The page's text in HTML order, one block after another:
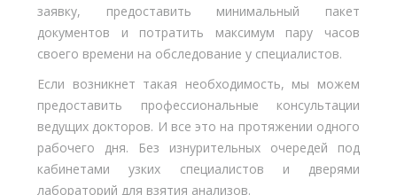
заявку, предоставить минимальный пакет
документов и потратить максимум пару часов
своего времени на обследование у специалистов.
Если возникнет такая необходимость, мы можем
предоставить профессиональные консультации
ведущих докторов. И все это на протяжении одного
рабочего дня. Без изнурительных очередей под
кабинетами узких специалистов и дверями
лабораторий для взятия анализов.